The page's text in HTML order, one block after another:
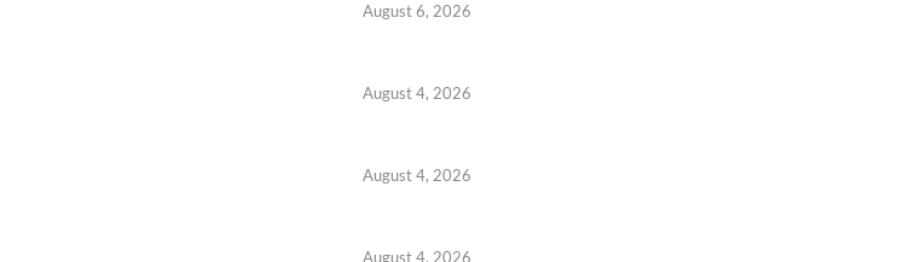
August 6, 2026
August 4, 2026
August 4, 2026
August 4, 2026